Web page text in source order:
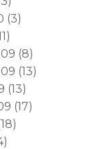
(3)
(8)
(13)
(13)
(17)